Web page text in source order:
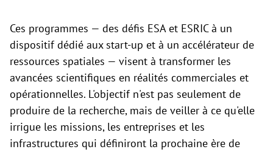
Ces programmes — des défis ESA et ESRIC à un
dispositif dédié aux start-up et à un accélérateur de
ressources spatiales — visent à transformer les
avancées scientifiques en réalités commerciales et
opérationnelles. L'objectif n'est pas seulement de
produire de la recherche, mais de veiller à ce qu'elle
irrigue les missions, les entreprises et les
infrastructures qui définiront la prochaine ère de